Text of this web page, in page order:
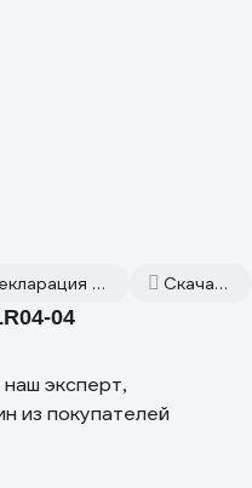
Декларация о соответствии от 2024.02.21 Скачать всю документацию
04
эксперт,
из покупателей